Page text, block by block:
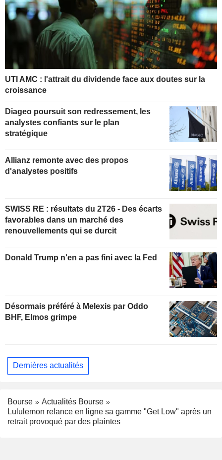
UTI AMC : l'attrait du dividende face aux doutes sur la
croissance
Diageo poursuit son redressement, les
analystes confiants sur le plan
stratégique
Allianz remonte avec des propos
d'analystes positifs
SWISS RE : résultats du 2T26 - Des écarts
favorables dans un marché des
renouvellements qui se durcit
Donald Trump n'en a pas fini avec la Fed
Désormais préféré à Melexis par Oddo
BHF, Elmos grimpe
Dernières actualités
Bourse
Actualités Bourse
Lululemon relance en ligne sa gamme "Get Low" après un
retrait provoqué par des plaintes